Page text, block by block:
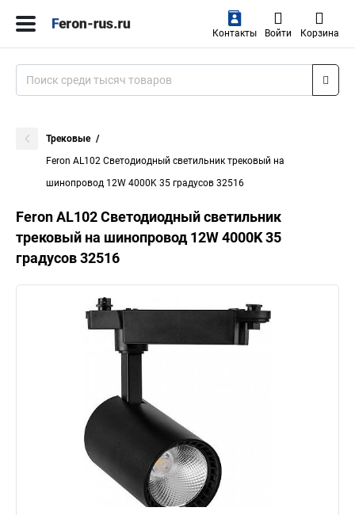
Контакты Войти Корзина
Трековые
Feron AL102 Светодиодный светильник трековый на
шинопровод 12W 4000K 35 градусов 32516
Feron AL102 Светодиодный светильник
трековый на шинопровод 12W 4000K 35
градусов 32516